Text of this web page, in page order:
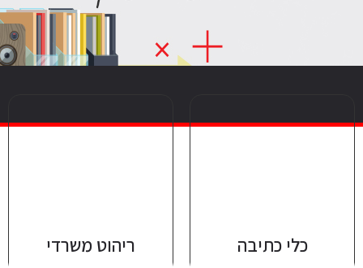
כלי כתיבה ריהוט משרדי